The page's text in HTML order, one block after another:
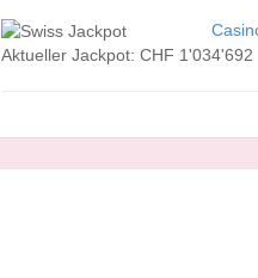
Aktueller Jackpot: CHF 1'034'692